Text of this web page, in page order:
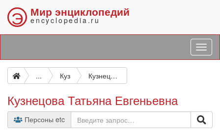
Э Мир энциклопедий
encyclopedia.ru
... Куз Кузнецова Татьяна Евгеньевна
Кузнецова Татьяна Евгеньевна
Персоны etc